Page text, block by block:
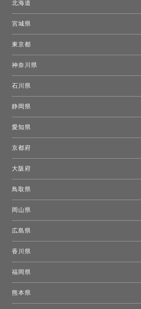
北海道
宮城県
東京都
モーイ東京
キーブー東京
FLOS｜フロスデザインスペース青山
神奈川県
石川県
静岡県
愛知県
京都府
大阪府
鳥取県
岡山県
広島県
香川県
福岡県
熊本県